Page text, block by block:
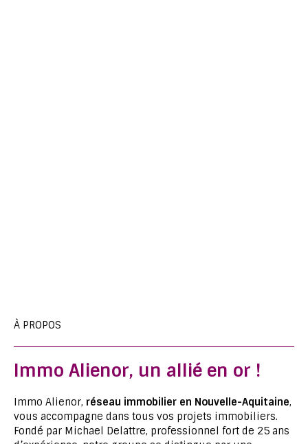
À PROPOS
Immo Alienor, un allié en or !
Immo Alienor, réseau immobilier en Nouvelle-Aquitaine,
vous accompagne dans tous vos projets immobiliers.
Fondé par Michael Delattre, professionnel fort de 25 ans